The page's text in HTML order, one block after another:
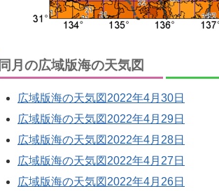
同月の広域版海の天気図
広域版海の天気図2022年4月30日
広域版海の天気図2022年4月29日
広域版海の天気図2022年4月28日
広域版海の天気図2022年4月27日
広域版海の天気図2022年4月26日